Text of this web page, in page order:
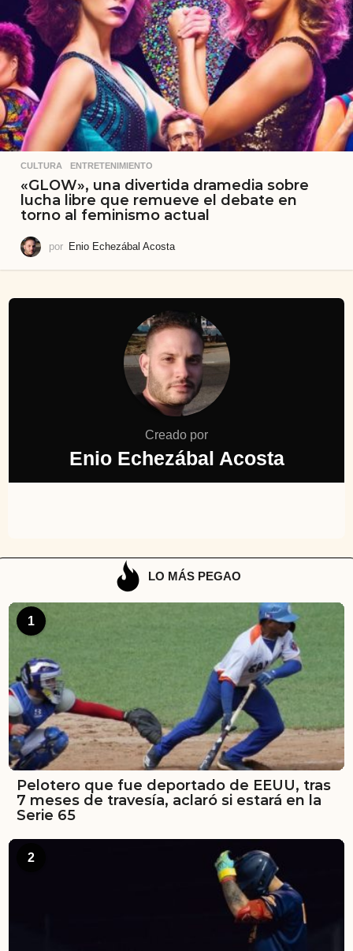
CULTURA ,ENTRETENIMIENTO
«GLOW», una divertida dramedia sobre
lucha libre que remueve el debate en
torno al feminismo actual
por Enio Echezábal Acosta
Creado por
Enio Echezábal Acosta
LO MÁS PEGAO
1
Pelotero que fue deportado de EEUU, tras
7 meses de travesía, aclaró si estará en la
Serie 65
2